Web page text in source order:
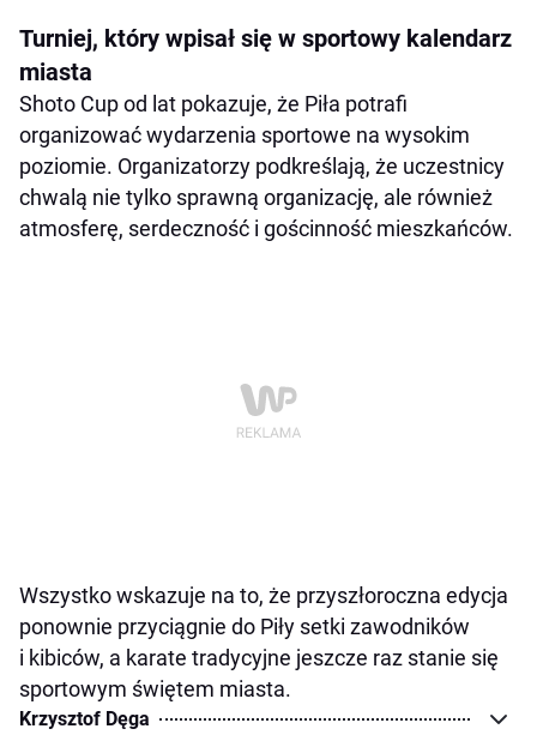
Turniej, który wpisał się w sportowy kalendarz
miasta
Shoto Cup od lat pokazuje, że Piła potrafi
organizować wydarzenia sportowe na wysokim
poziomie. Organizatorzy podkreślają, że uczestnicy
chwalą nie tylko sprawną organizację, ale również
atmosferę, serdeczność i gościnność mieszkańców.
Wszystko wskazuje na to, że przyszłoroczna edycja
ponownie przyciągnie do Piły setki zawodników
i kibiców, a karate tradycyjne jeszcze raz stanie się
sportowym świętem miasta.
Krzysztof Dęga